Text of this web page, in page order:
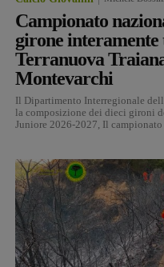
Campionato
girone interamente
Terranuova
Montevarchi
Il Dipartimento Interregionale
la composizione dei dieci gironi
Juniore 2026-2027, Il campionato